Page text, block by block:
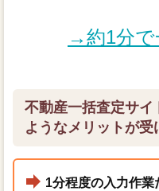
→約1分で
不動産一括査定サ
ようなメリットが受
1分程度の入力作業